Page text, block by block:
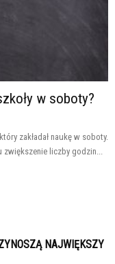
w soboty?
zakładał naukę w soboty.
liczby godzin...
NAJWIĘKSZY